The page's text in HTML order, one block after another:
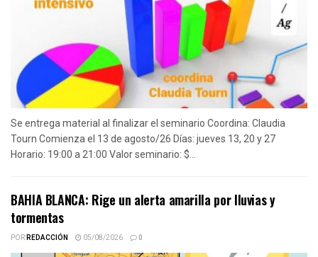
Se entrega material al finalizar el seminario Coordina: Claudia
Tourn Comienza el 13 de agosto/26 Días: jueves 13, 20 y 27
Horario: 19:00 a 21:00 Valor seminario: $...
BAHIA BLANCA: Rige un alerta amarilla por lluvias y
tormentas
PORREDACCIÓN 05/08/2026 0